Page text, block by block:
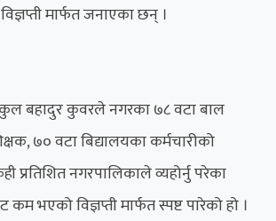
मार्फत जनाएका छन् ।
बहादुर कुवरले नगरका ७८ वटा बाल
७० वटा बिद्यालयका कर्मचारीको
प्रतिशित नगरपालिकाले व्यहोर्नु परेका
भएको विज्ञप्ती मार्फत स्पष्ट पारेको हो ।